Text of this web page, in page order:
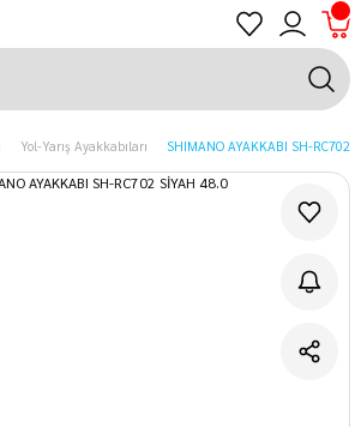
Yol-Yarış Ayakkabıları SHIMANO AYAKKABI SH-